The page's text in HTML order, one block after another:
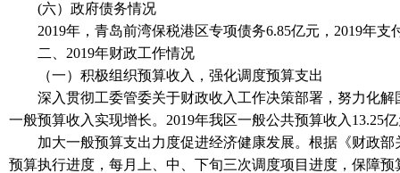
(六）政府债务情况
2019年，青岛前湾保税港区专项债务6.85亿元，2019年支
二、2019年财政工作情况
（一）积极组织预算收入，强化调度预算支出
深入贯彻工委管委关于财政收入工作决策部署，努力化解
一般预算收入实现增长。2019年我区一般公共预算收入13.25
加大一般预算支出力度促进经济健康发展。根据《财政部
预算执行进度，每月上、中、下旬三次调度项目进度，保障